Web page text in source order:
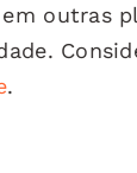
em outras
.